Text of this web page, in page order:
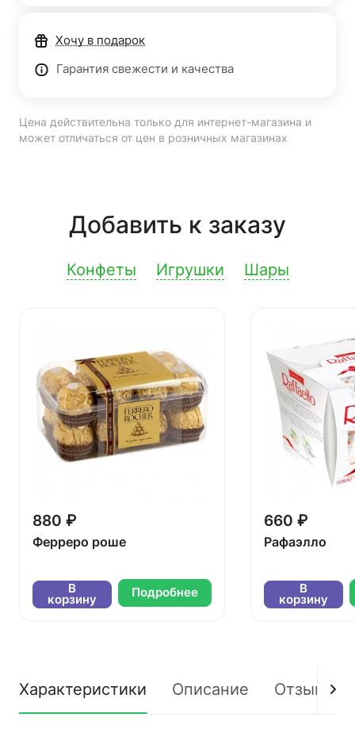
Хочу в подарок
Гарантия свежести и качества
Цена действительна только для интернет-магазина и
может отличаться от цен в розничных магазинах
Добавить к заказу
Конфеты Игрушки Шары
880 ₽
Ферреро роше
В
корзину Подробнее
660 ₽
Рафаэлло
В
корзину
Характеристики Описание Отзывы